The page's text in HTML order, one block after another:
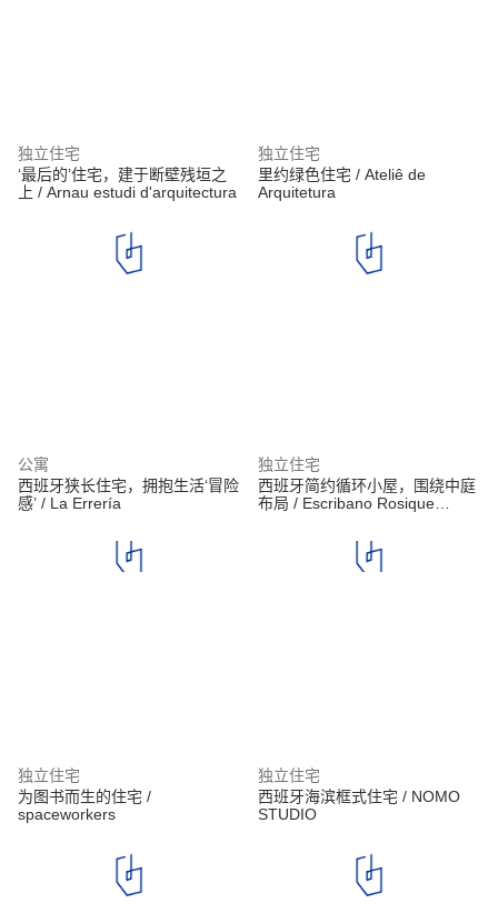
独立住宅
‘最后的’住宅，建于断壁残垣之
上 / Arnau estudi d'arquitectura
独立住宅
里约绿色住宅 / Ateliê de
Arquitetura
公寓
西班牙狭长住宅，拥抱生活‘冒险
感’ / La Errería
独立住宅
西班牙简约循环小屋，围绕中庭
布局 / Escribano Rosique
独立住宅
为图书而生的住宅 /
spaceworkers
独立住宅
西班牙海滨框式住宅 / NOMO
STUDIO